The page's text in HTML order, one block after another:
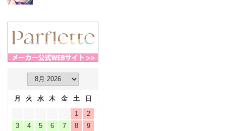
月 火 水 木 金 土
日
1
2
3
4 5 6 7 8
9